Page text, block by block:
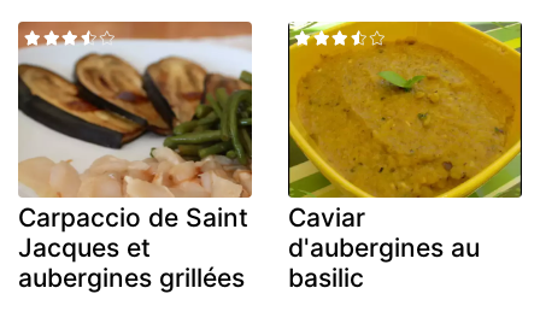
Carpaccio de Saint
Jacques et
aubergines grillées
Caviar
d'aubergines au
basilic